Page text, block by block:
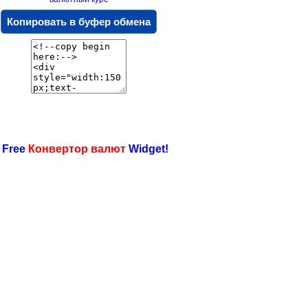
Копировать в буфер обмена
Конвертор валют Widget!